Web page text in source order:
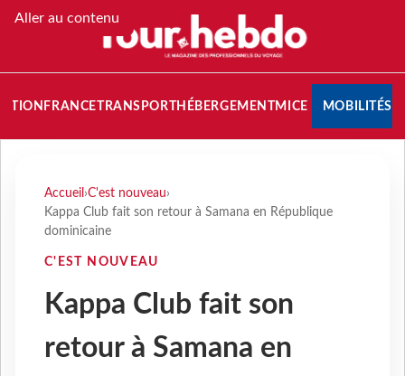
Aller au contenu
FRANCETRANSPORT HÉBERGEMENTMICE MOBILITÉS
Accueil ›C'est nouveau›
Kappa Club fait son retour à Samana en République
dominicaine
C'EST NOUVEAU
Kappa Club fait son
retour à Samana en